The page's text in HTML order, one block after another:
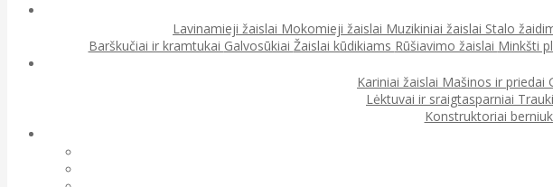
Lavinamieji žaislai Mokomieji žaislai Muzikiniai žaislai Stalo
Barškučiai ir kramtukai Galvosūkiai Žaislai kūdikiams Rūšiavimo žaislai Minkšti
Kariniai žaislai Mašinos ir priedai
Lėktuvai ir sraigtasparniai
Konstruktoriai